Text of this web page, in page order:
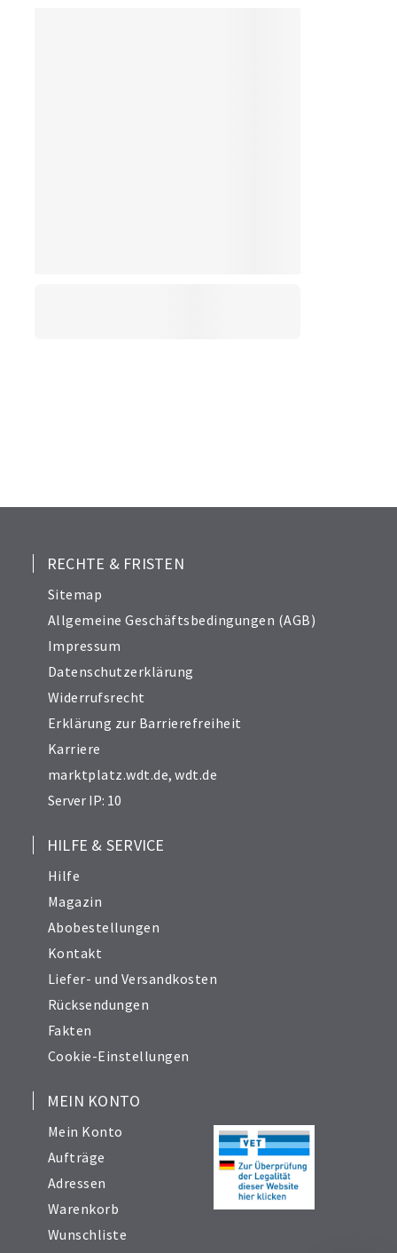
RECHTE & FRISTEN
Sitemap
Allgemeine Geschäftsbedingungen (AGB)
Impressum
Datenschutzerklärung
Widerrufsrecht
Erklärung zur Barrierefreiheit
Karriere
marktplatz.wdt.de,wdt.de
Server IP: 10
HILFE & SERVICE
Hilfe
Magazin
Abobestellungen
Kontakt
Liefer- und Versandkosten
Rücksendungen
Fakten
Cookie-Einstellungen
MEIN KONTO
Mein Konto
Aufträge
Adressen
Warenkorb
Wunschliste